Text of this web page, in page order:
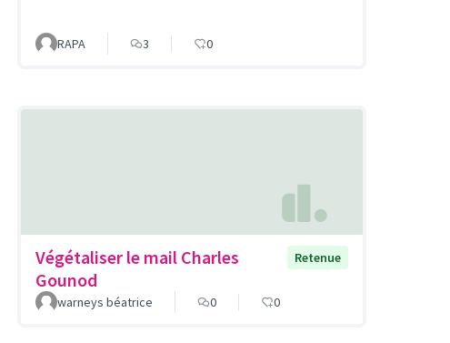
RAPA 3 0
Végétaliser le mail Charles
Gounod
Retenue
warneys béatrice 0 0